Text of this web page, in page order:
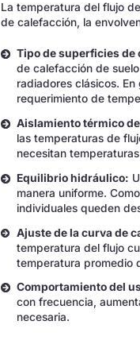
La temperatura del flujo
de calefacción, la
Tipo de superficies de
de calefacción de
radiadores clásicos.
requerimiento de
Aislamiento térmico
las temperaturas de
necesitan
Equilibrio hidráulico:
manera uniforme.
individuales queden
Ajuste de la curva de
temperatura del flujo
temperatura promedio
Comportamiento del
con frecuencia,
necesaria.